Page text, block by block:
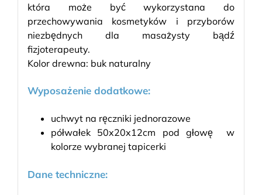
która może być wykorzystana do
przechowywania kosmetyków i przyborów
niezbędnych dla masażysty bądź
fizjoterapeuty.
Kolor drewna: buk naturalny
Wyposażenie dodatkowe:
uchwyt na ręczniki jednorazowe
półwałek 50x20x12cm pod głowę w
kolorze wybranej tapicerki
Dane techniczne: